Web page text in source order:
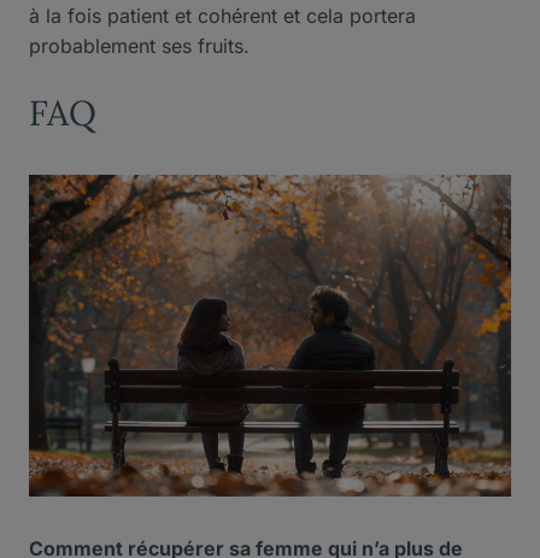
à la fois patient et cohérent et cela portera
probablement ses fruits.
FAQ
Comment récupérer sa femme qui n’a plus de